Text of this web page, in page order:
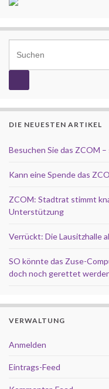
DIE NEUESTEN ARTIKEL
Besuchen Sie das ZCOM
Kann eine Spende das
ZCOM: Stadtrat stimmt
Unterstützung
Verrückt: Die Lausitzhalle
SO könnte das Zuse-
doch noch gerettet
VERWALTUNG
Anmelden
Eintrags-Feed